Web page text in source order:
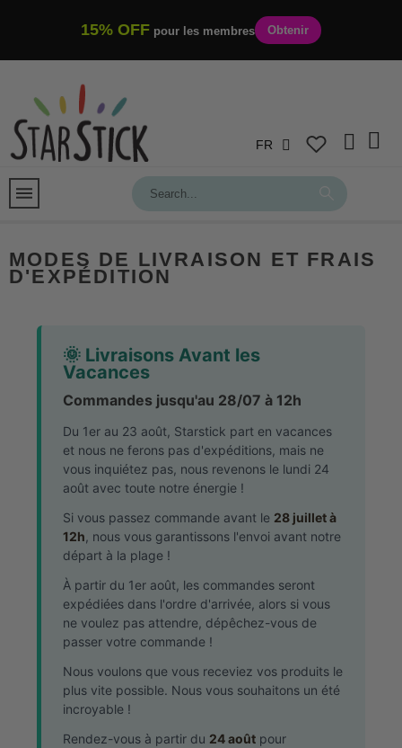
15% OFF pour les membres Obtenir
FR
MODES DE LIVRAISON ET FRAIS
D'EXPÉDITION
🌞 Livraisons Avant les
Vacances
Commandes jusqu'au 28/07 à 12h
Du 1er au 23 août, Starstick part en vacances
et nous ne ferons pas d'expéditions, mais ne
vous inquiétez pas, nous revenons le lundi 24
août avec toute notre énergie !
Si vous passez commande avant le 28 juillet à
12h , nous vous garantissons l'envoi avant notre
départ à la plage !
À partir du 1er août, les commandes seront
expédiées dans l'ordre d'arrivée, alors si vous
ne voulez pas attendre, dépêchez-vous de
passer votre commande !
Nous voulons que vous receviez vos produits le
plus vite possible. Nous vous souhaitons un été
incroyable !
Rendez-vous à partir du 24 août pour